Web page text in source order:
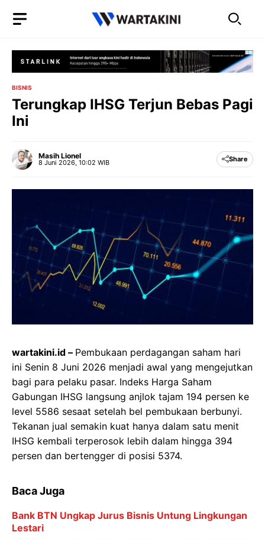
BISNIS
Terungkap IHSG Terjun Bebas Pagi
Ini
Masih Lionel
8 Juni 2026, 10:02 WIB Share
wartakini.id – Pembukaan perdagangan saham hari
ini Senin 8 Juni 2026 menjadi awal yang mengejutkan
bagi para pelaku pasar. Indeks Harga Saham
Gabungan IHSG langsung anjlok tajam 194 persen ke
level 5586 sesaat setelah bel pembukaan berbunyi.
Tekanan jual semakin kuat hanya dalam satu menit
IHSG kembali terperosok lebih dalam hingga 394
persen dan bertengger di posisi 5374.
Baca Juga
Bank BTN Ungkap Jurus Bisnis Untung Lingkungan
Lestari